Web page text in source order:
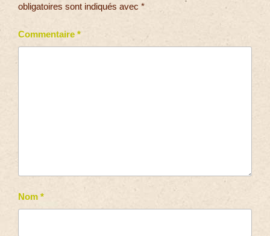
obligatoires sont indiqués avec *
Commentaire *
Nom *